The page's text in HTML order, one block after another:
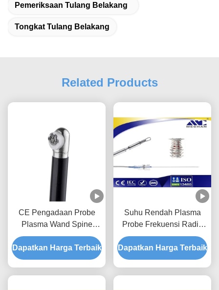
Pemeriksaan Tulang Belakang
Tongkat Tulang Belakang
Related Products
CE Pengadaan Probe
Plasma Wand Spine
Probe Bedah Plasma
Invasif Minimal
Dapatkan Harga Terbaik
Suhu Rendah Plasma
Probe Frekuensi Radio
Frekuensi Untuk Bedah
Tulang Belakang
Dapatkan Harga Terbaik